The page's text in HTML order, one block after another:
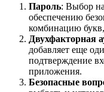
Пароль: Выбор
обеспечению
комбинацию
Двухфакторная
добавляет еще
подтверждение
приложения.
Безопасные